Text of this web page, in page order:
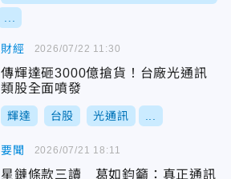
財經
傳輝達砸3000億搶貨！台廠光通訊
類股全面噴發
輝達 台股 光通訊
2026/07/22 11:30
要聞
星鏈條款三讀 葛如鈞籲：真正通訊
2026/07/21 18:11